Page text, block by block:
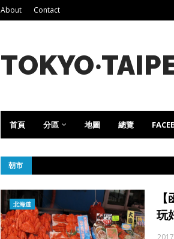
About Contact
首頁 分區 地圖 總覽
朝市
北海道
玩